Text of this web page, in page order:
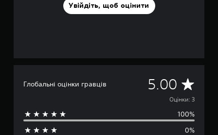
Увійдіть, щоб оцінити
Глобальні оцінки гравців 5.00 С
е
р
Оцінки: 3
100%
0%